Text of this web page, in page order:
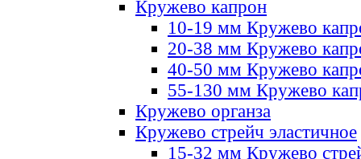
Кружево капрон
10-19 мм Кружево
20-38 мм Кружево
40-50 мм Кружево
55-130 мм Кружево
Кружево органза
Кружево стрейч эластичное
15-32 мм Кружево